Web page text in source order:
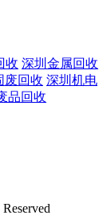
收 深圳金属回收
废回收 深圳机电
品回收